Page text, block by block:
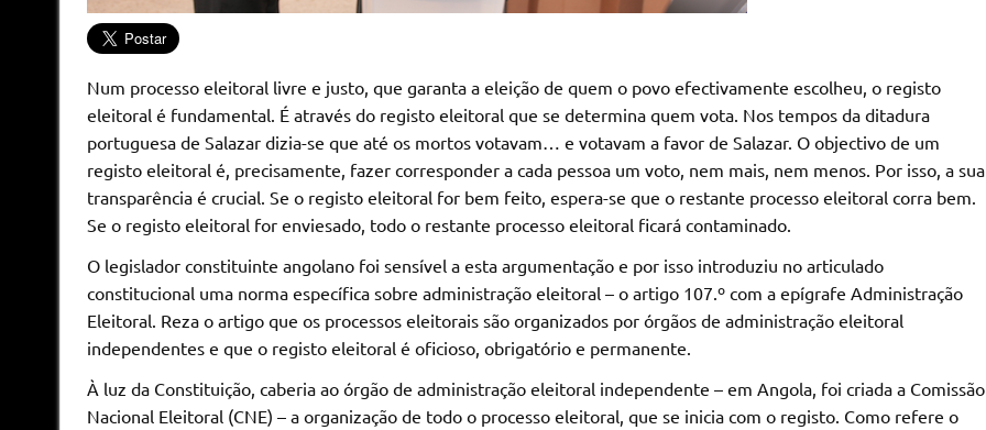
Num processo eleitoral livre e justo, que garanta a eleição de quem o povo efectivamente escolheu, o registo
eleitoral é fundamental. É através do registo eleitoral que se determina quem vota. Nos tempos da ditadura
portuguesa de Salazar dizia-se que até os mortos votavam… e votavam a favor de Salazar. O objectivo de um
registo eleitoral é, precisamente, fazer corresponder a cada pessoa um voto, nem mais, nem menos. Por isso, a sua
transparência é crucial. Se o registo eleitoral for bem feito, espera-se que o restante processo eleitoral corra bem.
Se o registo eleitoral for enviesado, todo o restante processo eleitoral ficará contaminado.
O legislador constituinte angolano foi sensível a esta argumentação e por isso introduziu no articulado
constitucional uma norma específica sobre administração eleitoral – o artigo 107.º com a epígrafe Administração
Eleitoral. Reza o artigo que os processos eleitorais são organizados por órgãos de administração eleitoral
independentes e que o registo eleitoral é oficioso, obrigatório e permanente.
À luz da Constituição, caberia ao órgão de administração eleitoral independente – em Angola, foi criada a Comissão
Nacional Eleitoral (CNE) – a organização de todo o processo eleitoral, que se inicia com o registo. Como refere o